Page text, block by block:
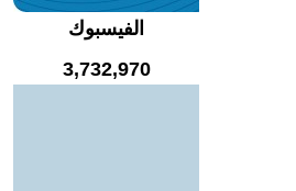
الفيسبوك
3,732,970